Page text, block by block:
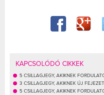
KAPCSOLÓDÓ CIKKEK
5 CSILLAGJEGY, AKIKNEK
3 CSILLAGJEGY, AKIKNEK ÚJ
5 CSILLAGJEGY, AKIKNEK